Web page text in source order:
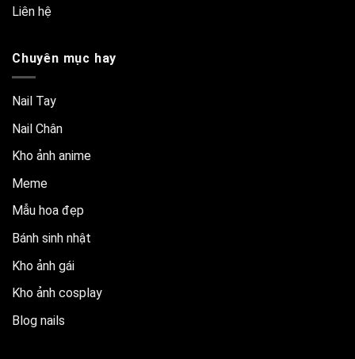
Liên hệ
Chuyên mục hay
Nail Tay
Nail Chân
Kho ảnh anime
Meme
Mẫu hoa đẹp
Bánh sinh nhật
Kho ảnh gái
Kho ảnh cosplay
Blog nails